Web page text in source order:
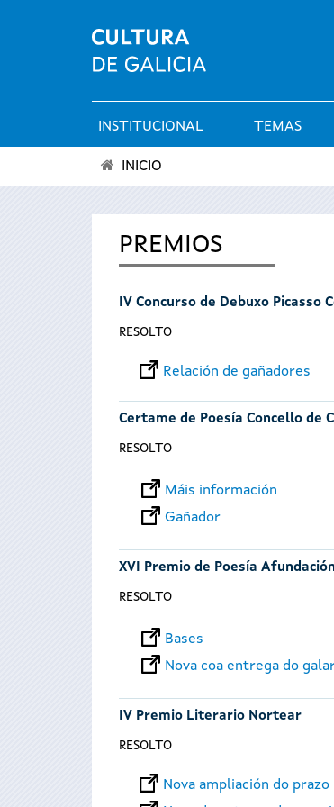
Menú
principal
INSTITUCIONAL TEMAS
está
INICIO
PREMIOS
IV Concurso de Debuxo Picasso
RESOLTO
Relación de gañadores
Certame de Poesía Concello de
RESOLTO
Máis información
Gañador
XVI Premio de Poesía Afundación
RESOLTO
Bases
Nova coa entrega do
IV Premio Literario Nortear
RESOLTO
Nova ampliación do prazo